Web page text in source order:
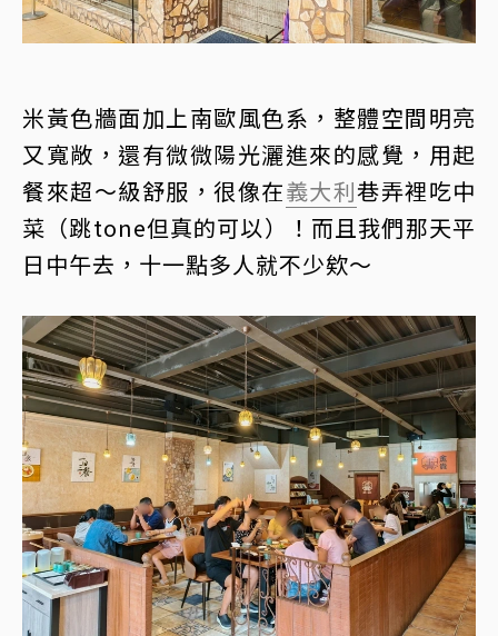
米黃色牆面加上南歐風色系，整體空間明亮
又寬敞，還有微微陽光灑進來的感覺，用起
餐來超～級舒服，很像在義大利巷弄裡吃中
菜（跳tone但真的可以）！而且我們那天平
日中午去，十一點多人就不少欸～